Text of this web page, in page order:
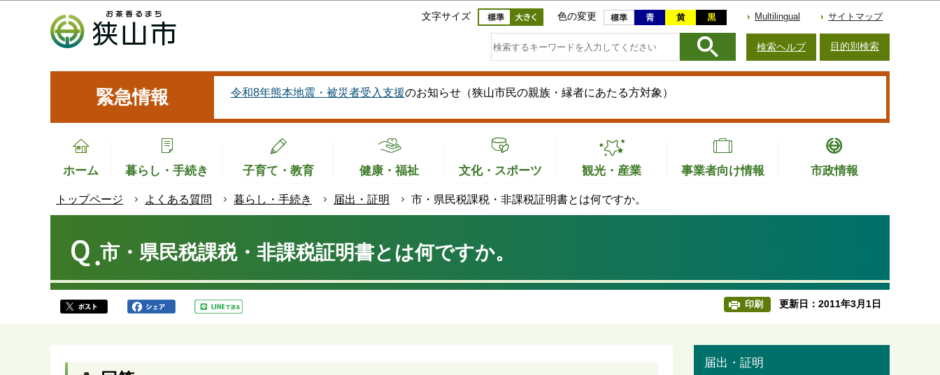
このページの本文へ移動
文字サイズ 色の変更 Multilingual サイトマップ
検索ヘルプ 目的別検索
緊急情報 令和8年熊本地震・被災者受入支援のお知らせ（狭山市民の親族・縁者にあたる方対象）
ホーム 暮らし・手続き 子育て・教育 健康・福祉 文化・スポーツ 観光・産業 事業者向け情報 市政情報
トップページ よくある質問 暮らし・手続き 届出・証明 市・県民税課税・非課税証明書とは何ですか。
市・県民税課税・非課税証明書とは何ですか。
印刷 更新日：2011年3月1日
届出・証明